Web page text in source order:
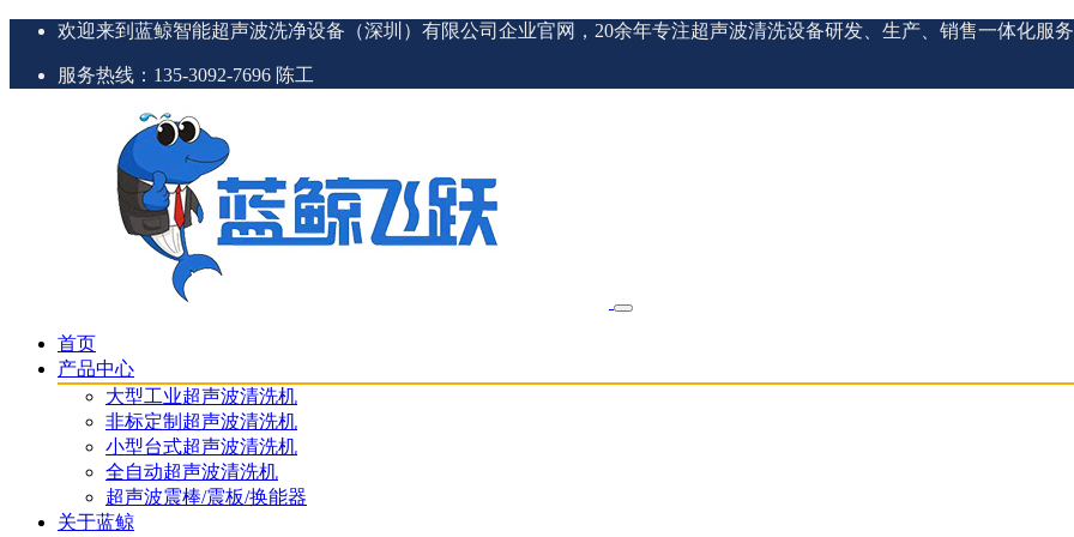
欢迎来到蓝鲸智能超声波洗净设备（深圳）有限公司企业官网，20余年专注超声波清洗设备研发、生产、销售一体化服
服务热线：135-3092-7696 陈工
首页
产品中心
大型工业超声波清洗机
非标定制超声波清洗机
小型台式超声波清洗机
全自动超声波清洗机
超声波震棒/震板/换能器
关于蓝鲸